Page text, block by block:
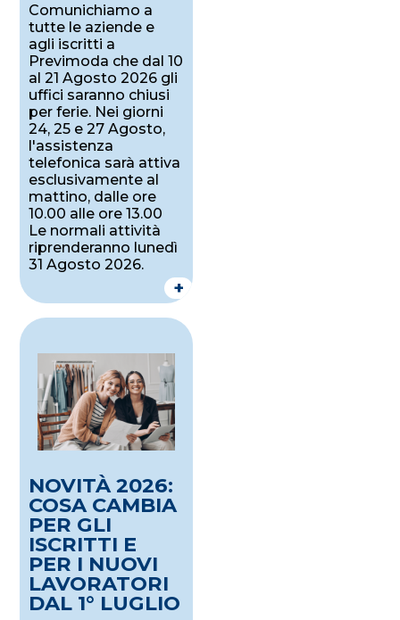
Comunichiamo a
tutte le aziende e
agli iscritti a
Previmoda che dal 10
al 21 Agosto 2026 gli
uffici saranno chiusi
per ferie. Nei giorni
24, 25 e 27 Agosto,
l'assistenza
telefonica sarà attiva
esclusivamente al
mattino, dalle ore
10.00 alle ore 13.00
Le normali attività
riprenderanno lunedì
31 Agosto 2026.
+
NOVITÀ 2026:
COSA CAMBIA
PER GLI
ISCRITTI E
PER I NUOVI
LAVORATORI
DAL 1° LUGLIO